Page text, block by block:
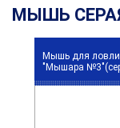
МЫШЬ
Мышь для
"Мышара